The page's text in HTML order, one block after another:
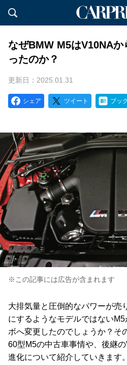
なぜBMW M5はV10NAか
ったのか？
更新日：2025.01.31
シェア ツイート ブッ
※この記事には広告が含まれます
大排気量と圧倒的なパワーが売
にするようなモデルではない
ボへ変更したのでしょうか？そ
60型M5の中古車事情や、後継
進化について紹介していきます。